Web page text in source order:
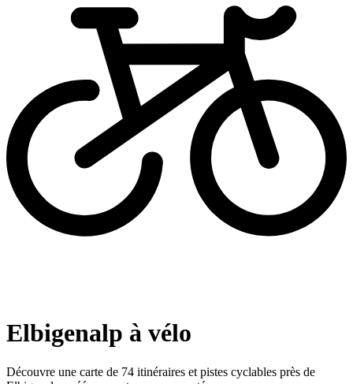
Elbigenalp à vélo
Découvre une carte de 74 itinéraires et pistes cyclables près de